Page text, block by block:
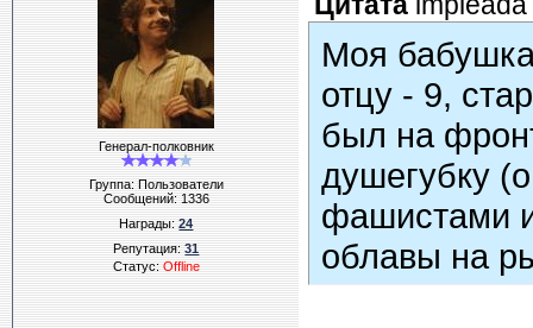
Генерал-полковник
Группа: Пользователи
Сообщений:1336
Награды:24
Репутация:31
Статус:Offline
Моя
отцу - 9,
был на
душегубку
фашистами
облавы на
незнакомого